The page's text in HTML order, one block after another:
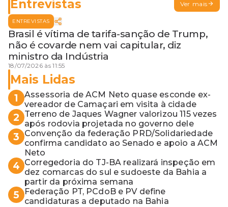
Entrevistas Ver mais
ENTREVISTAS
Brasil é vítima de tarifa-sanção de Trump,
não é covarde nem vai capitular, diz
ministro da Indústria
18/07/2026 às 11:55
Mais Lidas
1
Assessoria de ACM Neto quase esconde ex-
vereador de Camaçari em visita à cidade
2
Terreno de Jaques Wagner valorizou 115 vezes
após rodovia projetada no governo dele
3
Convenção da federação PRD/Solidariedade
confirma candidato ao Senado e apoio a ACM
Neto
4 Corregedoria do TJ-BA realizará inspeção em
dez comarcas do sul e sudoeste da Bahia a
partir da próxima semana
5
Federação PT, PCdoB e PV define
candidaturas a deputado na Bahia